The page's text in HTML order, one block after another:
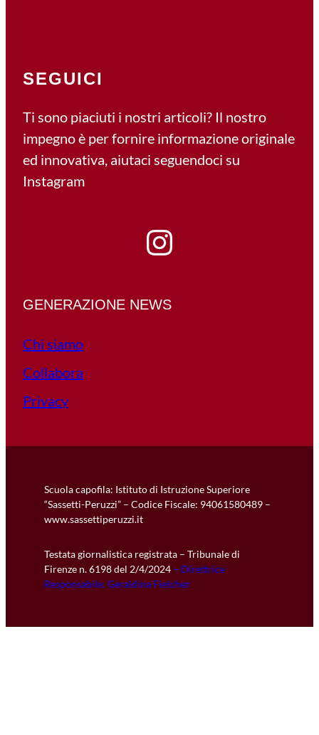
SEGUICI
Ti sono piaciuti i nostri articoli? Il nostro
impegno è per fornire informazione originale
ed innovativa, aiutaci seguendoci su
Instagram
Instagram
GENERAZIONE NEWS
Chi siamo
Collabora
Privacy
Scuola capofila: Istituto di Istruzione Superiore
“Sassetti-Peruzzi” – Codice Fiscale: 94061580489 –
www.sassettiperuzzi.it
Testata giornalistica registrata – Tribunale di
Firenze n. 6198 del 2/4/2024 – Direttrice
Responsabile: Geraldina Fietcher